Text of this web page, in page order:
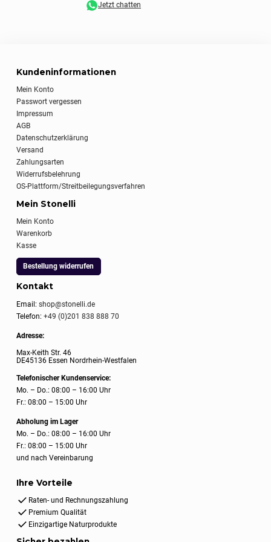
Jetzt chatten
Kundeninformationen
Mein Konto
Passwort vergessen
Impressum
AGB
Datenschutzerklärung
Versand
Zahlungsarten
Widerrufsbelehrung
OS-Plattform/Streitbeilegungsverfahren
Mein Stonelli
Mein Konto
Warenkorb
Kasse
Bestellung widerrufen
Kontakt
Email:shop@stonelli.de
Telefon:+49 (0)201 838 888 70
Adresse:
Max-Keith Str. 46
DE45136 Essen Nordrhein-Westfalen
Telefonischer Kundenservice:
Mo. – Do.: 08:00 – 16:00 Uhr
Fr.: 08:00 – 15:00 Uhr
Abholung im Lager
Mo. – Do.: 08:00 – 16:00 Uhr
Fr.: 08:00 – 15:00 Uhr
und nach Vereinbarung
Ihre Vorteile
Raten- und Rechnungszahlung
Premium Qualität
Einzigartige Naturprodukte